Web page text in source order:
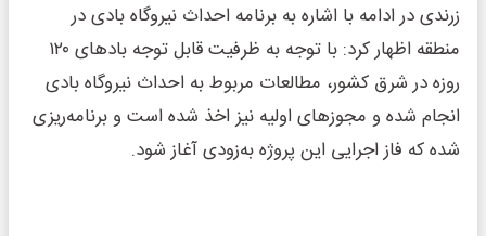
زرندی در ادامه با اشاره به برنامه احداث نیروگاه بادی در
منطقه اظهار کرد: با توجه به ظرفیت قابل توجه بادهای ۱۲۰
روزه در شرق کشور، مطالعات مربوط به احداث نیروگاه بادی
انجام شده و مجوزهای اولیه نیز اخذ شده است و برنامه‌ریزی
شده که فاز اجرایی این پروژه به‌زودی آغاز شود.